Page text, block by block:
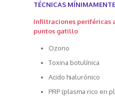
TÉCNICAS
Infiltraciones periféricas
puntos gatillo
Ozono
Toxina botulínica
Acido hialurónico
PRP (plasma rico en